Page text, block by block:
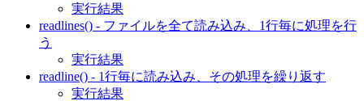
実行結果
readlines() - ファイルを全て読み込み、1行毎に処理を行
う
実行結果
readline() - 1行毎に読み込み、その処理を繰り返す
実行結果